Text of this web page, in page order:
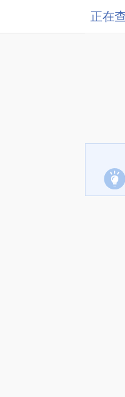
正在